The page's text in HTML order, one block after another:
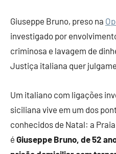
Giuseppe Bruno, preso na
investigado por
criminosa e lavagem de
Justiça italiana quer
Um italiano com ligações
siciliana vive em um dos
conhecidos de Natal: a
é Giuseppe Bruno, de 52